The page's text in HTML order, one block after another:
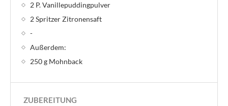
2 P. Vanillepuddingpulver
2 Spritzer Zitronensaft
-
Außerdem:
250 g Mohnback
ZUBEREITUNG